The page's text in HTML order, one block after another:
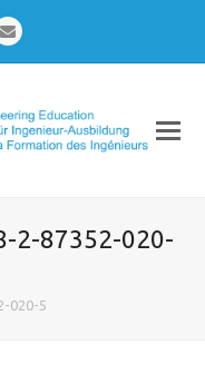
Email
2-87352-020-
020-5